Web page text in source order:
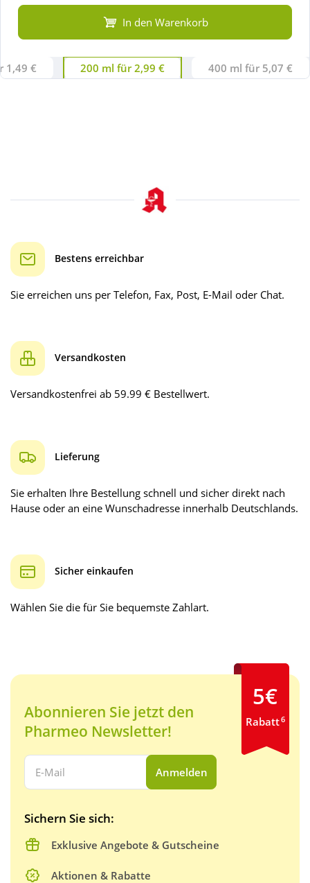
In den Warenkorb
1,49 € 200 ml für 2,99 € 400 ml für 5,07 €
Bestens erreichbar
Sie erreichen uns per Telefon, Fax, Post, E-Mail oder Chat.
Versandkosten
Versandkostenfrei ab 59.99 € Bestellwert.
Lieferung
Sie erhalten Ihre Bestellung schnell und sicher direkt nach
Hause oder an eine Wunschadresse innerhalb Deutschlands.
Sicher einkaufen
Wählen Sie die für Sie bequemste Zahlart.
Abonnieren Sie jetzt den
Pharmeo Newsletter!
Ihre E-Mail Adresse:
Anmelden
Sichern Sie sich:
Exklusive Angebote & Gutscheine
Aktionen & Rabatte
5€
Rabatt6